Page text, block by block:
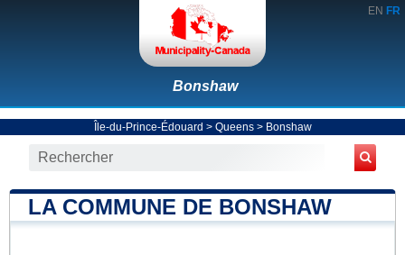
EN FR
Bonshaw
Île-du-Prince-Édouard > Queens> Bonshaw
LA COMMUNE DE BONSHAW